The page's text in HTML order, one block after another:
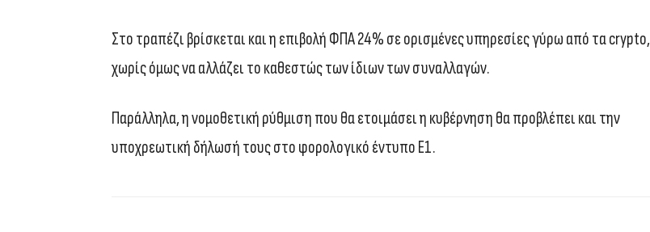
Στο τραπέζι βρίσκεται και η επιβολή ΦΠΑ 24% σε ορισμένες υπηρεσίες γύρω από τα crypto,
χωρίς όμως να αλλάζει το καθεστώς των ίδιων των συναλλαγών.
Παράλληλα, η νομοθετική ρύθμιση που θα ετοιμάσει η κυβέρνηση θα προβλέπει και την
υποχρεωτική δήλωσή τους στο φορολογικό έντυπο Ε1.